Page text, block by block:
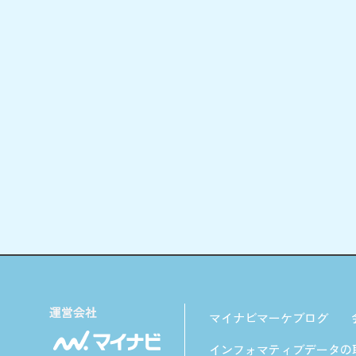
マイナビマーケブログ
インフォマティブデータ